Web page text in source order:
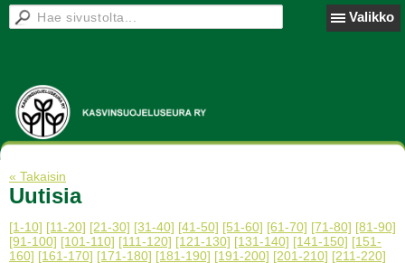
Valikko
« Takaisin
Uutisia
[1-10] [11-20] [21-30] [31-40] [41-50] [51-60] [61-70] [71-80] [81-90]
[91-100] [101-110] [111-120] [121-130] [131-140] [141-150] [151-
160] [161-170] [171-180] [181-190] [191-200] [201-210] [211-220]